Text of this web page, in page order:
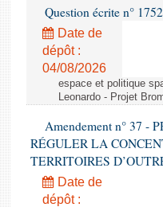
Question écrite n°
Date de
dépôt :
04/08/2026
espace et politique
Leonardo - Projet
Amendement n° 37 -
RÉGULER LA
TERRITOIRES
Date de
dépôt :